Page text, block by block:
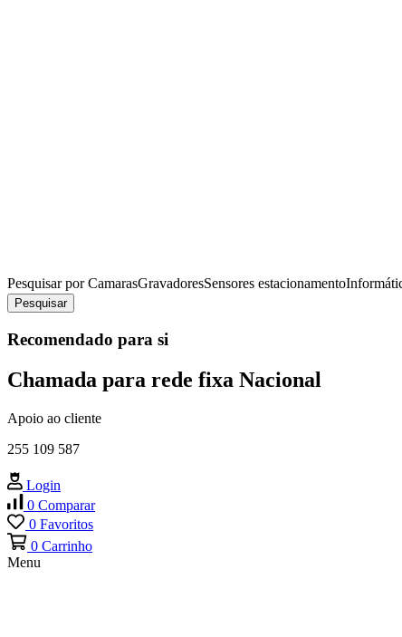
Pesquisar porCamarasGravadoresSensores estacionamento
Pesquisar
Recomendado para si
Chamada para rede fixa Nacional
Apoio ao cliente
255 109 587
Login
0 Comparar
0 Favoritos
0 Carrinho
Menu